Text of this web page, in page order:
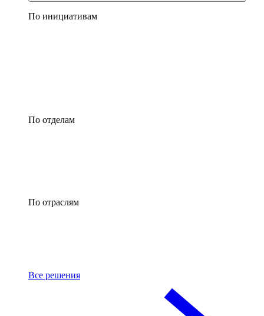
По инициативам
По отделам
По отраслям
Все решения